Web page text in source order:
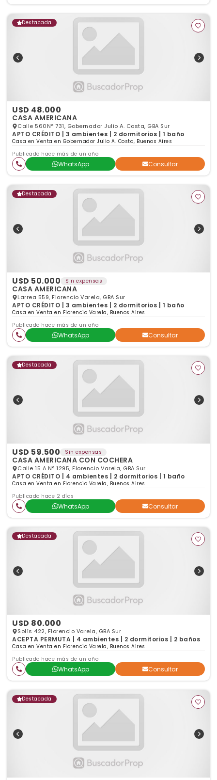
Destacada
USD 48.000
CASA AMERICANA
Calle 560N° 731, Gobernador Julio A. Costa, GBA Sur
APTO CRÉDITO | 3 ambientes | 2 dormitorios | 1 baño
Casa en Venta en Gobernador Julio A. Costa, Buenos Aires
Publicado hace más de un año
WhatsApp Consultar
Destacada
USD 50.000 Sin expensas
CASA AMERICANA
Larrea 559, Florencio Varela, GBA Sur
APTO CRÉDITO | 3 ambientes | 2 dormitorios | 1 baño
Casa en Venta en Florencio Varela, Buenos Aires
Publicado hace más de un año
WhatsApp Consultar
Destacada
USD 59.500 Sin expensas
CASA AMERICANA CON COCHERA
Calle 15 A N° 1295, Florencio Varela, GBA Sur
APTO CRÉDITO | 4 ambientes | 2 dormitorios | 1 baño
Casa en Venta en Florencio Varela, Buenos Aires
Publicado hace 2 días
WhatsApp Consultar
Destacada
USD 80.000
Solís 422, Florencio Varela, GBA Sur
ACEPTA PERMUTA | 4 ambientes | 2 dormitorios | 2 baños
Casa en Venta en Florencio Varela, Buenos Aires
Publicado hace más de un año
WhatsApp Consultar
Destacada